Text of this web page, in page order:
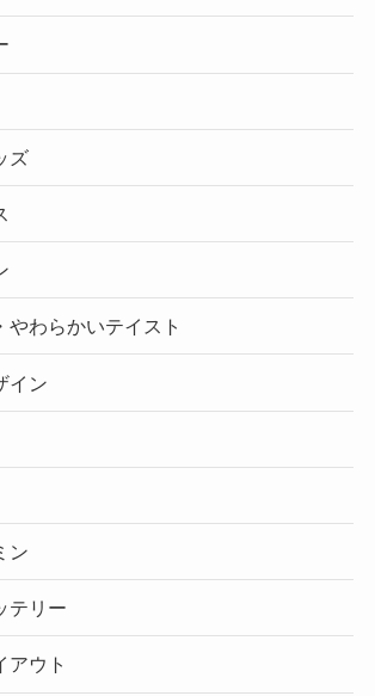
ズ
やわらかいテイスト
イン
ン
テリー
アウト